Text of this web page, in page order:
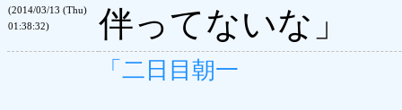
(2014/03/13 (Thu)
01:38:32)
伴ってないな」
「二日目朝一